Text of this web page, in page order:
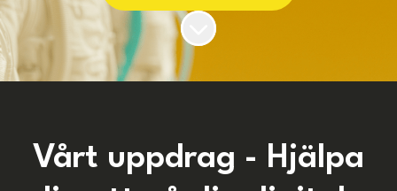
Skrolla för mer innehåll
Vårt uppdrag - Hjälpa